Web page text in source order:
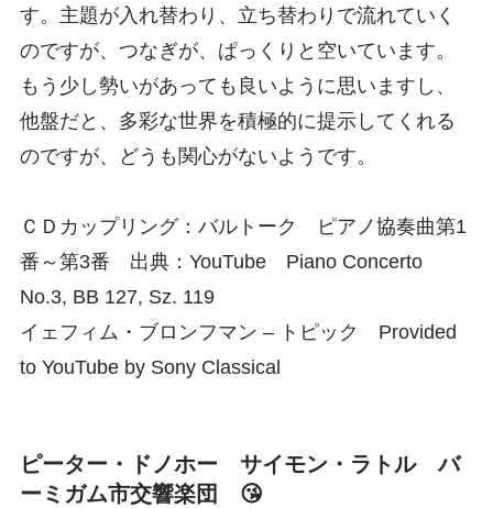
す。主題が入れ替わり、立ち替わりで流れていく
のですが、つなぎが、ぱっくりと空いています。
もう少し勢いがあっても良いように思いますし、
他盤だと、多彩な世界を積極的に提示してくれる
のですが、どうも関心がないようです。
ＣＤカップリング：バルトーク ピアノ協奏曲第1
番～第3番 出典：YouTube Piano Concerto
No.3, BB 127, Sz. 119
イェフィム・ブロンフマン – トピック Provided
to YouTube by Sony Classical
ピーター・ドノホー サイモン・ラトル バ
ーミガム市交響楽団 😘